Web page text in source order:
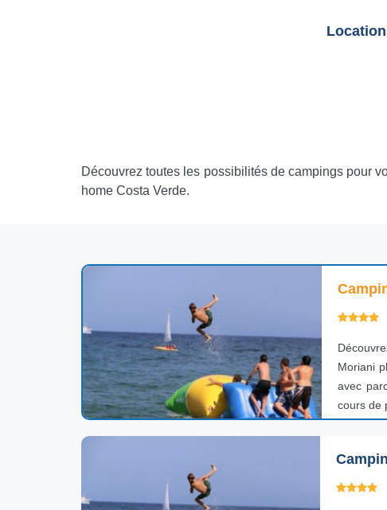
Découvrez toutes les possibilités de campings pour
home Costa Verde.
Moriani
avec
cours de